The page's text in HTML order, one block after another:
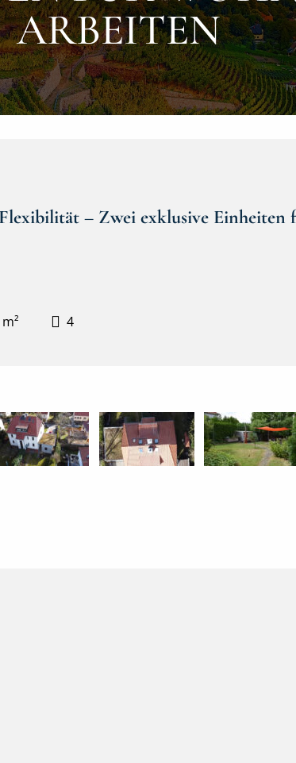
RBEITEN
– Zwei exklusive Einheiten
4